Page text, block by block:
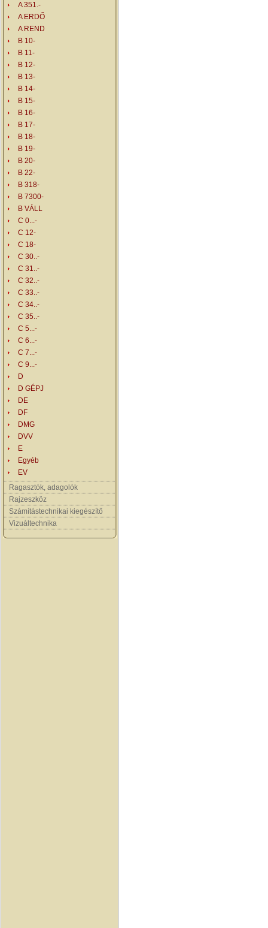
A 351.-
A ERDŐ
A REND
B 10-
B 11-
B 12-
B 13-
B 14-
B 15-
B 16-
B 17-
B 18-
B 19-
B 20-
B 22-
B 318-
B 7300-
B VÁLL
C 0...-
C 12-
C 18-
C 30..-
C 31..-
C 32..-
C 33..-
C 34..-
C 35..-
C 5...-
C 6...-
C 7...-
C 9...-
D
D GÉPJ
DE
DF
DMG
DVV
E
Egyéb
EV
Ragasztók, adagolók
Rajzeszköz
Számítástechnikai kiegészítő
Vizuáltechnika